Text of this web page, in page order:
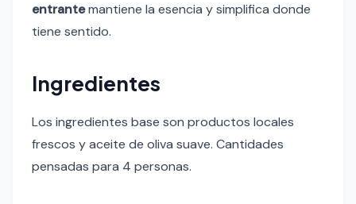
entrantemantiene la esencia y simplifica donde
tiene sentido.
Ingredientes
Los ingredientes base son productos locales
frescos y aceite de oliva suave. Cantidades
pensadas para 4 personas.